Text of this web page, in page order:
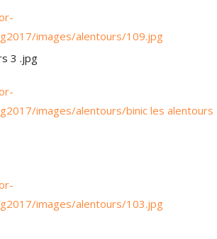
images/alentours/109.jpg
3 .jpg
images/alentours/binic les alentours
images/alentours/103.jpg